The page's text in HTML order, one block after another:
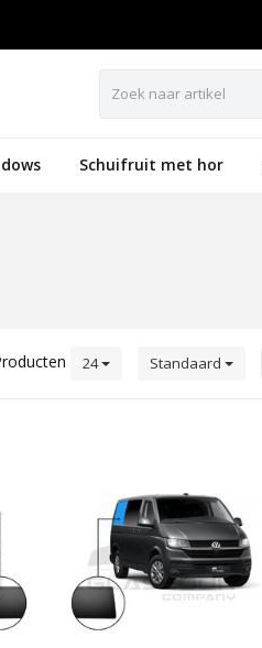
Schuifruit met hor
24 Standaard